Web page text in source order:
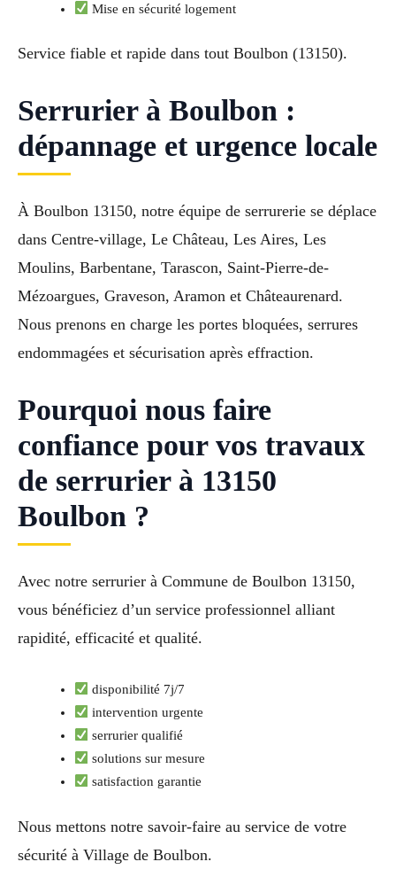
Mise en sécurité logement
Service fiable et rapide dans tout Boulbon (13150).
Serrurier à Boulbon :
dépannage et urgence locale
À Boulbon 13150, notre équipe de serrurerie se déplace
dans Centre-village, Le Château, Les Aires, Les
Moulins, Barbentane, Tarascon, Saint-Pierre-de-
Mézoargues, Graveson, Aramon et Châteaurenard.
Nous prenons en charge les portes bloquées, serrures
endommagées et sécurisation après effraction.
Pourquoi nous faire
confiance pour vos travaux
de serrurier à 13150
Boulbon ?
Avec notre serrurier à Commune de Boulbon 13150,
vous bénéficiez d’un service professionnel alliant
rapidité, efficacité et qualité.
disponibilité 7j/7
intervention urgente
serrurier qualifié
solutions sur mesure
satisfaction garantie
Nous mettons notre savoir-faire au service de votre
sécurité à Village de Boulbon.